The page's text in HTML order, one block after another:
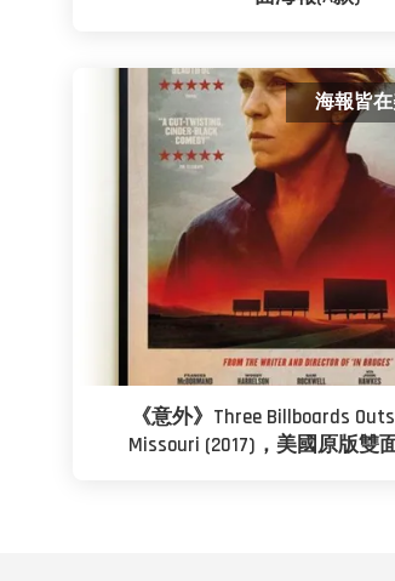
海報皆
《意外》Three Billboards
Missouri (2017)，美國原版雙